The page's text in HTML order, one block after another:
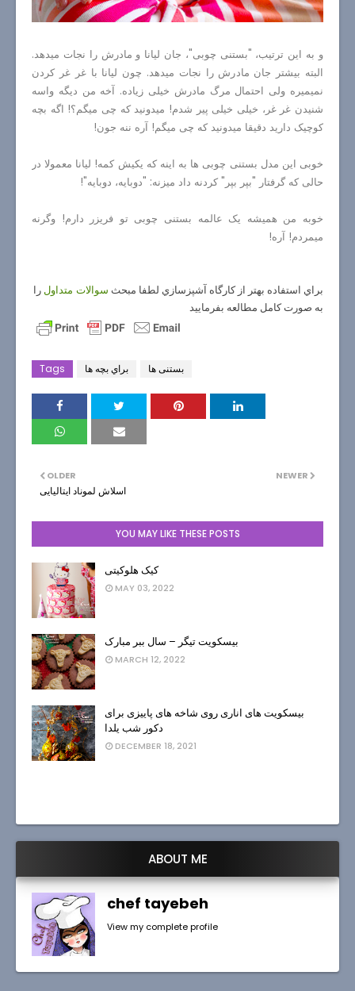
و به این ترتیب، "بستنی چوبی"، جان لیانا و مادرش را نجات میدهد.
البته بیشتر جان مادرش را نجات میدهد. چون لیانا با غر غر کردن
نمیمیره ولی احتمال مرگ مادرش خیلی زیاده. آخه من دیگه واسه
شنیدن غر غر، خیلی خیلی پیر شدم! میدونید که چی میگم؟! اگه بچه
کوچیک دارید دقیقا میدونید که چی میگم! آره ننه جون!
خوبی این مدل بستنی چوبی ها به اینه که یکیش کمه! لیانا معمولا در
حالی که گرفتار "بپر بپر" کردنه داد میزنه: "دوبایه، دوبایه"!
خوبه من همیشه یک عالمه بستنی چوبی تو فریزر دارم! وگرنه
میمردم! آره!
براي استفاده بهتر از كارگاه آشپزسازي لطفا مبحث سوالات متداول را
به صورت كامل مطالعه بفرماييد
Tags براي بچه ها بستنی ها
NEWER
OLDER
اسلاش لموناد ایتالیایی
YOU MAY LIKE THESE POSTS
کیک هلوکیتی
MAY 03, 2022
بیسکویت تیگر – سال ببر مبارک
MARCH 12, 2022
بیسکویت های اناری روی شاخه های پاییزی برای
دکور شب یلدا
DECEMBER 18, 2021
ABOUT ME
chef tayebeh
View my complete profile